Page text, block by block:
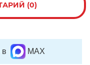
(0)
в MAX